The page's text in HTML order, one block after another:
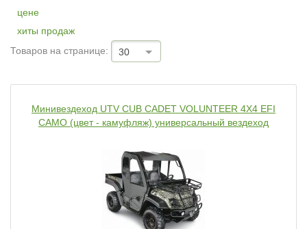
цене
хиты продаж
Товаров на странице:
30
Минивездеход UTV CUB CADET VOLUNTEER 4X4 EFI
CAMO (цвет - камуфляж) универсальный вездеход